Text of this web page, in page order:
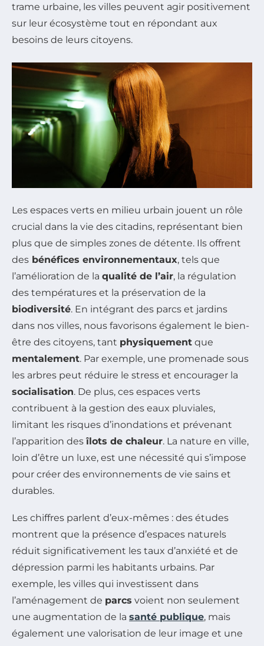
trame urbaine, les villes peuvent agir positivement
sur leur écosystème tout en répondant aux
besoins de leurs citoyens.
Les espaces verts en milieu urbain jouent un rôle
crucial dans la vie des citadins, représentant bien
plus que de simples zones de détente. Ils offrent
des bénéfices environnementaux, tels que
l’amélioration de la qualité de l’air, la régulation
des températures et la préservation de la
biodiversité. En intégrant des parcs et jardins
dans nos villes, nous favorisons également le bien-
être des citoyens, tant physiquement que
mentalement. Par exemple, une promenade sous
les arbres peut réduire le stress et encourager la
socialisation. De plus, ces espaces verts
contribuent à la gestion des eaux pluviales,
limitant les risques d’inondations et prévenant
l’apparition des îlots de chaleur. La nature en ville,
loin d’être un luxe, est une nécessité qui s’impose
pour créer des environnements de vie sains et
durables.
Les chiffres parlent d’eux-mêmes : des études
montrent que la présence d’espaces naturels
réduit significativement les taux d’anxiété et de
dépression parmi les habitants urbains. Par
exemple, les villes qui investissent dans
l’aménagement de parcs voient non seulement
une augmentation de la santé publique, mais
également une valorisation de leur image et une